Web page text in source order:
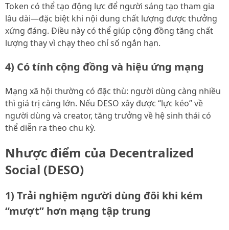
Token có thể tạo động lực để người sáng tạo tham gia
lâu dài—đặc biệt khi nội dung chất lượng được thưởng
xứng đáng. Điều này có thể giúp cộng đồng tăng chất
lượng thay vì chạy theo chỉ số ngắn hạn.
4) Có tính cộng đồng và hiệu ứng mạng
Mạng xã hội thường có đặc thù: người dùng càng nhiều
thì giá trị càng lớn. Nếu DESO xây được “lực kéo” về
người dùng và creator, tăng trưởng về hệ sinh thái có
thể diễn ra theo chu kỳ.
Nhược điểm của Decentralized
Social (DESO)
1) Trải nghiệm người dùng đôi khi kém
“mượt” hơn mạng tập trung